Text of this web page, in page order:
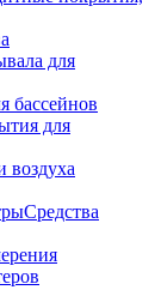
для
бассейнов
для
воздуха
Средства